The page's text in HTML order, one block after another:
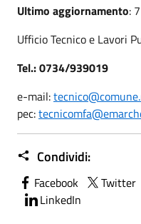
Ultimo aggiornamento:
Ufficio Tecnico e Lavori
Tel.: 0734/939019
e-mail:
pec:
Condividi:
Facebook Twitter
LinkedIn